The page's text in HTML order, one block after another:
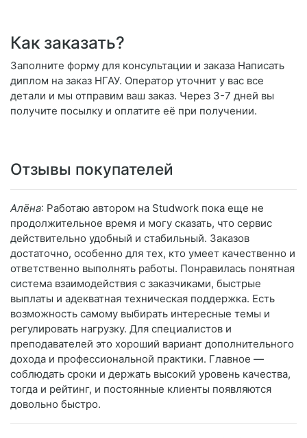
Как заказать?
Заполните форму для консультации и заказа Написать
диплом на заказ НГАУ. Оператор уточнит у вас все
детали и мы отправим ваш заказ. Через 3-7 дней вы
получите посылку и оплатите её при получении.
Отзывы покупателей
Алёна: Работаю автором на Studwork пока еще не
продолжительное время и могу сказать, что сервис
действительно удобный и стабильный. Заказов
достаточно, особенно для тех, кто умеет качественно и
ответственно выполнять работы. Понравилась понятная
система взаимодействия с заказчиками, быстрые
выплаты и адекватная техническая поддержка. Есть
возможность самому выбирать интересные темы и
регулировать нагрузку. Для специалистов и
преподавателей это хороший вариант дополнительного
дохода и профессиональной практики. Главное —
соблюдать сроки и держать высокий уровень качества,
тогда и рейтинг, и постоянные клиенты появляются
довольно быстро.